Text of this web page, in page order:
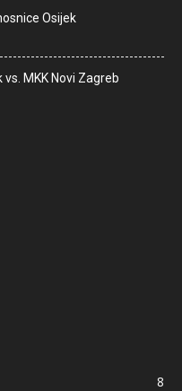
Osijek
MKK Novi Zagreb
8